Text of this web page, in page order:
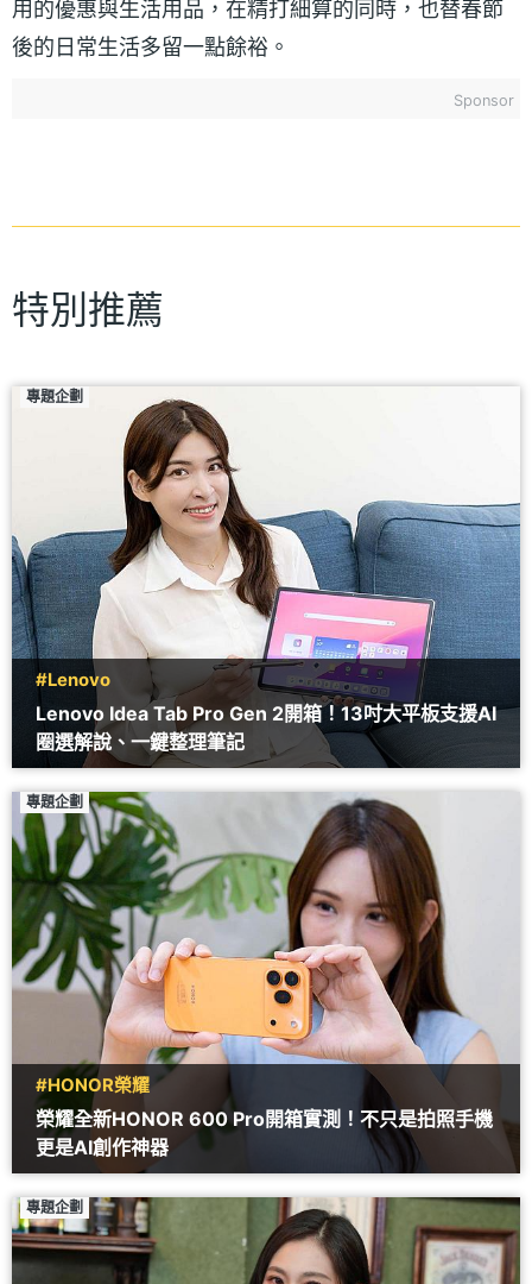
用的優惠與生活用品，在精打細算的同時，也替春節
後的日常生活多留一點餘裕。
Sponsor
特別推薦
專題企劃
#Lenovo
Lenovo Idea Tab Pro Gen 2開箱！13吋大平板支援AI
圈選解說、一鍵整理筆記
專題企劃
#HONOR榮耀
榮耀全新HONOR 600 Pro開箱實測！不只是拍照手機
更是AI創作神器
專題企劃